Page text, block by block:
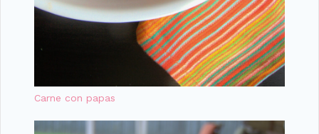
Carne con papas